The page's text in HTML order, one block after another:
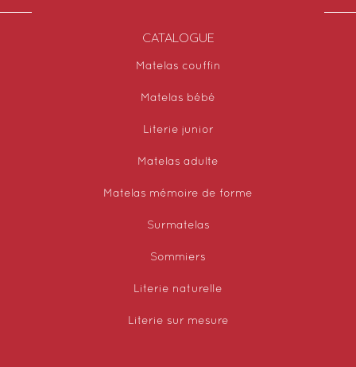
CATALOGUE
Matelas couffin
Matelas bébé
Literie junior
Matelas adulte
Matelas mémoire de forme
Surmatelas
Sommiers
Literie naturelle
Literie sur mesure